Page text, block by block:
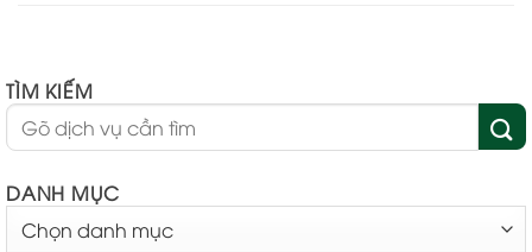
TÌM KIẾM
DANH MỤC
MỤC